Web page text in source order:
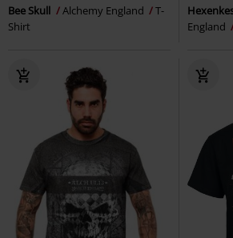
Bee Skull Alchemy England
T-
Shirt
England